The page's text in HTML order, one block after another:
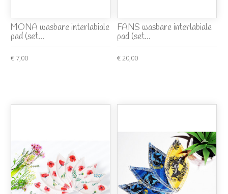
MONA wasbare interlabiale
pad (set...
€ 7,00
FANS wasbare interlabiale
pad (set...
€ 20,00